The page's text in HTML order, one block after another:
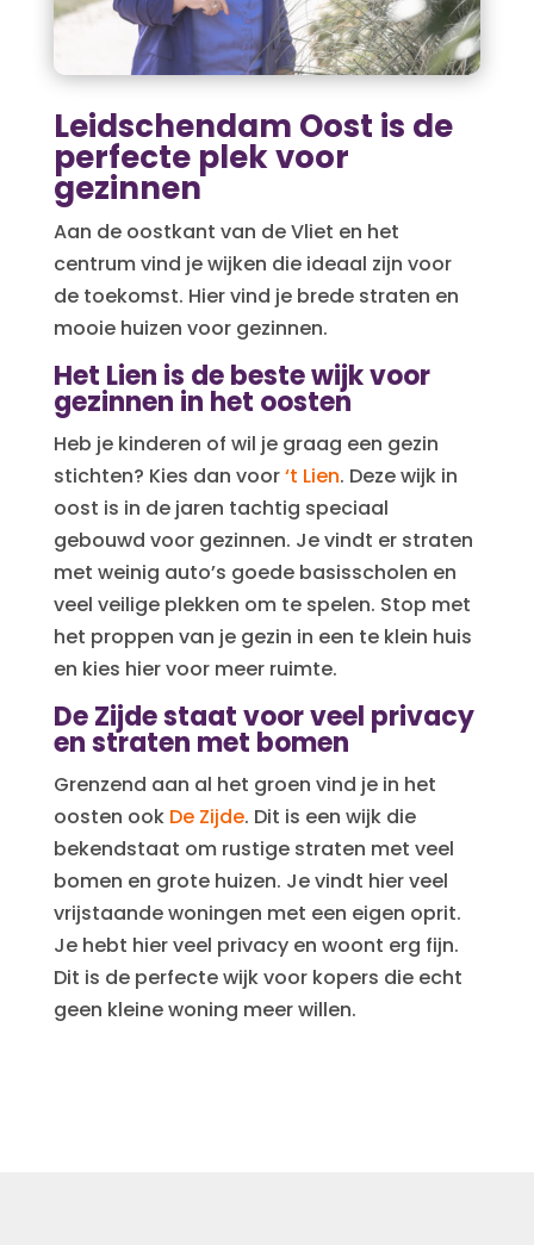
Leidschendam Oost is de
perfecte plek voor
gezinnen
Aan de oostkant van de Vliet en het
centrum vind je wijken die ideaal zijn voor
de toekomst. Hier vind je brede straten en
mooie huizen voor gezinnen.
Het Lien is de beste wijk voor
gezinnen in het oosten
Heb je kinderen of wil je graag een gezin
stichten? Kies dan voor‘t Lien. Deze wijk in
oost is in de jaren tachtig speciaal
gebouwd voor gezinnen. Je vindt er straten
met weinig auto’s goede basisscholen en
veel veilige plekken om te spelen. Stop met
het proppen van je gezin in een te klein huis
en kies hier voor meer ruimte.
De Zijde staat voor veel privacy
en straten met bomen
Grenzend aan al het groen vind je in het
oosten ook De Zijde. Dit is een wijk die
bekendstaat om rustige straten met veel
bomen en grote huizen. Je vindt hier veel
vrijstaande woningen met een eigen oprit.
Je hebt hier veel privacy en woont erg fijn.
Dit is de perfecte wijk voor kopers die echt
geen kleine woning meer willen.